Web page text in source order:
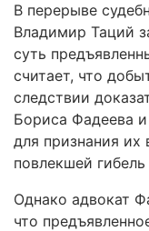
В перерыве
Владимир Таций
суть
считает, что
следствии
Бориса Фадеева
для признания их
повлекшей
Однако адвокат
что